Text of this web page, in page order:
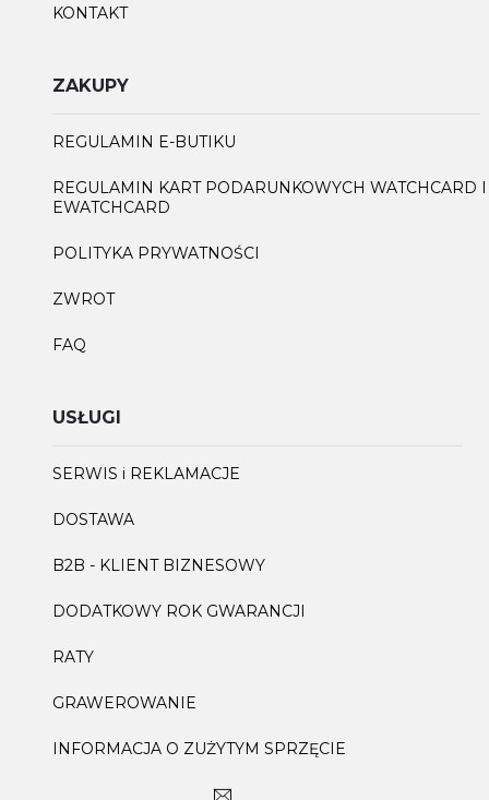
KONTAKT
ZAKUPY
REGULAMIN E-BUTIKU
REGULAMIN KART PODARUNKOWYCH WATCHCARD I
EWATCHCARD
POLITYKA PRYWATNOŚCI
ZWROT
FAQ
USŁUGI
SERWIS i REKLAMACJE
DOSTAWA
B2B - KLIENT BIZNESOWY
DODATKOWY ROK GWARANCJI
RATY
GRAWEROWANIE
INFORMACJA O ZUŻYTYM SPRZĘCIE